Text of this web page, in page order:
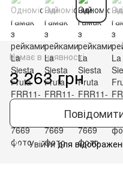
Немає в наявності
3 263 грн
% Увійтидля